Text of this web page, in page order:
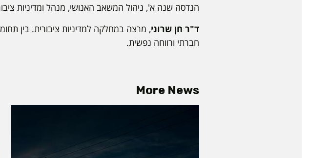
הנדסה שנה א', ניהול המשאב האנושי, מנהל ומדיניות
ד"ר חן שרוני, מרצה במחלקה למדיניות ציבורית. בין
חברתי ורווחה נפשית.
More News